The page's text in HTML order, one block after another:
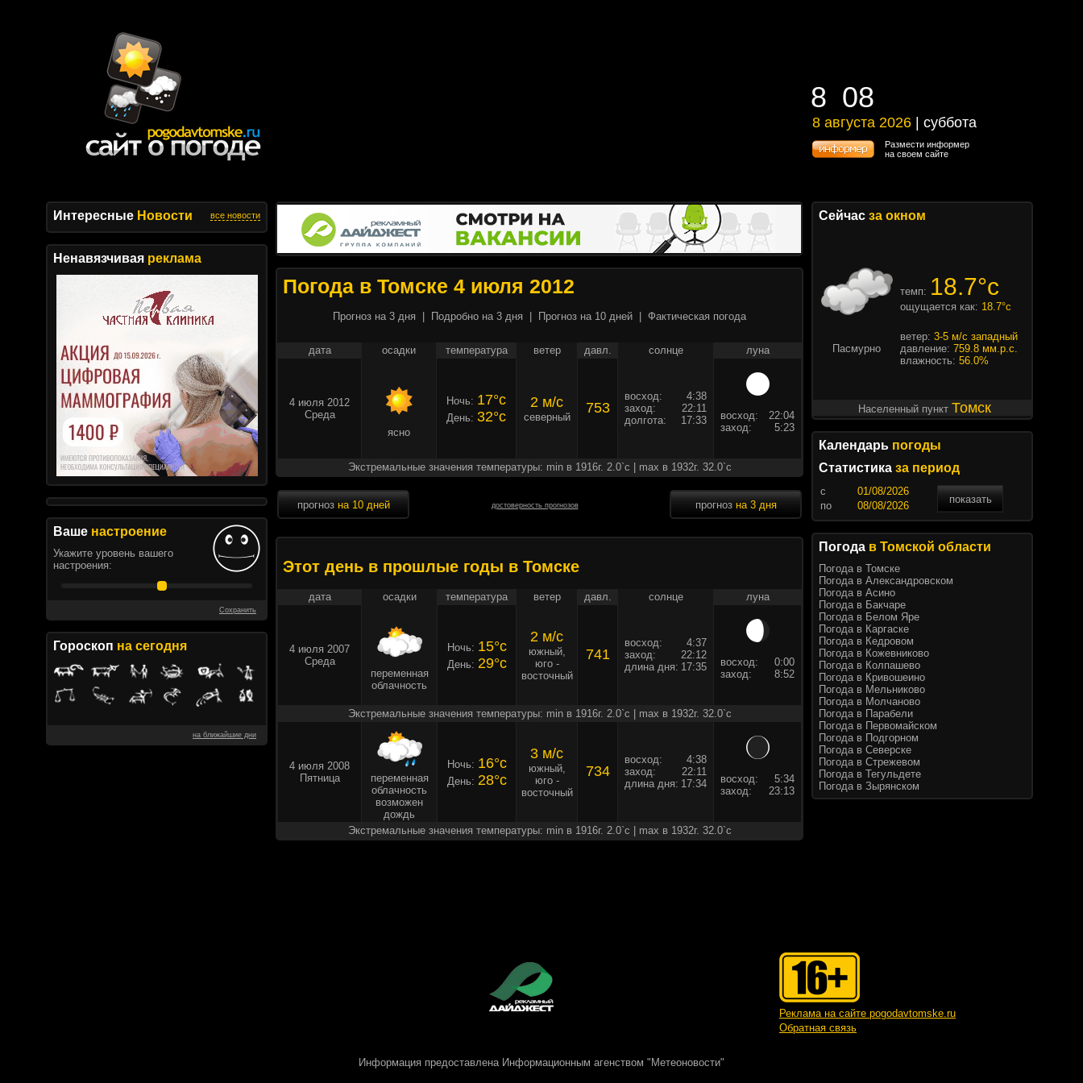
8 08
8 08
8 августа 2026 | суббота
8 августа 2026 | суббота
Размести информер
на своем сайте
Интересные Новости все новости
Ненавязчивая реклама
Ваше настроение
Укажите уровень вашего
настроения:
Сохранить
Гороскоп на сегодня
на ближайшие дни
Погода в Томске 4 июля 2012
Прогноз на 3 дня Подробно на 3 дня Прогноз на 10 дней Фактическая погода
дата осадки температура ветер давл. солнце луна
4 июля 2012
Среда
ясно
Ночь: 17°c
День: 32°c
2 м/c
северный
753
восход:
4:38
заход:
22:11
долгота:
17:33 восход:
22:04
заход:
5:23
Экстремальные значения температуры: min в 1916г. 2.0`c | max в 1932г. 32.0`c
прогноз на 10 дней достоверность прогнозов прогноз на 3 дня
Этот день в прошлые годы в Томске
дата осадки температура ветер давл. солнце луна
4 июля 2007
Среда
переменная
облачность
Ночь: 15°c
День: 29°c
2 м/c
южный,
юго -
восточный
741
восход:
4:37
заход:
22:12
длина дня: 17:35 восход:
0:00
заход:
8:52
Экстремальные значения температуры: min в 1916г. 2.0`c | max в 1932г. 32.0`c
4 июля 2008
Пятница
переменная
облачность
возможен
дождь
Ночь: 16°c
День: 28°c
3 м/c
южный,
юго -
восточный
734
восход:
4:38
заход:
22:11
длина дня: 17:34 восход:
5:34
заход:
23:13
Экстремальные значения температуры: min в 1916г. 2.0`c | max в 1932г. 32.0`c
Сейчас за окном
темп: 18.7°c
ощущается как: 18.7°c
Пасмурно
ветер: 3-5 м/с западный
давление: 759.8 мм.р.с.
влажность: 56.0%
Населенный пункт Томск
Календарь погоды
Статистика за период
c
показать
по
Погода в Томской области
Погода в Томске
Погода в Александровском
Погода в Асино
Погода в Бакчаре
Погода в Белом Яре
Погода в Каргаске
Погода в Кедровом
Погода в Кожевниково
Погода в Колпашево
Погода в Кривошеино
Погода в Мельниково
Погода в Молчаново
Погода в Парабели
Погода в Первомайском
Погода в Подгорном
Погода в Северске
Погода в Стрежевом
Погода в Тегульдете
Погода в Зырянском
Реклама на сайте pogodavtomske.ru
Обратная связь
Информация предоставлена Информационным агенством "Метеоновости"